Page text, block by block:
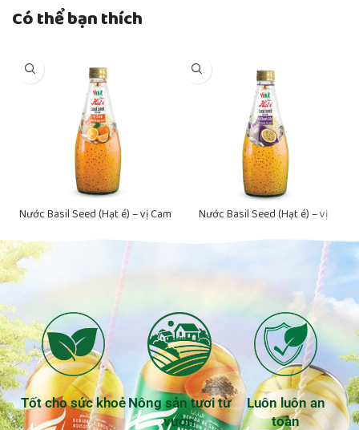
Có thể bạn thích
Nước Basil Seed (Hạt é) – vị Cam
Nước Basil Seed (Hạt é) – vị
290ml
Tốt cho sức khoẻ Nông sản tươi từ
vườn
Luôn luôn an
toàn